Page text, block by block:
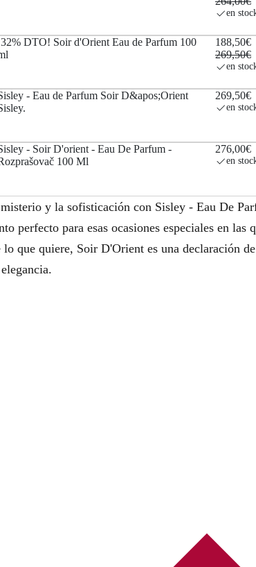
en
DTO! Soir d'Orient Eau de Parfum 100
188,50€
269,50€
en
- Eau de Parfum Soir D&apos;Orient
269,50€
en
- Soir D'orient - Eau De Parfum -
100 Ml
276,00€
en
y la sofisticación con Sisley - Eau De
perfecto para esas ocasiones especiales en
que quiere, Soir D'Orient es una declaración